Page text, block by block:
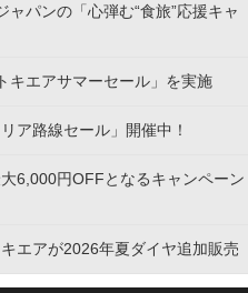
パンの「心弾む“食旅”応援キャ
キエアサマーセール」を実施
ア路線セール」開催中！
6,000円OFFとなるキャンペーン
エアが2026年夏ダイヤ追加販売